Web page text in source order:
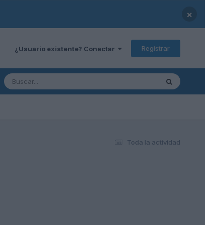
×
¿Usuario existente? Conectar Registrar
Toda la actividad